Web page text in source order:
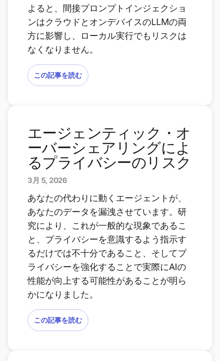
よると、間接プロンプトインジェクショ
ンはクラウドとオンデバイスのLLMの両
方に影響し、ローカル実行でもリスクは
なくなりません。
この記事を読む
エージェンティック・オ
ーバーシェアリングによ
るプライバシーのリスク
3月 5, 2026
あなたの代わりに動くエージェントが、
あなたのデータを漏洩させています。研
究により、これが一般的な現象であるこ
と、プライバシーを意識するよう指示す
るだけでは不十分であること、そしてプ
ライバシーを強化することで実際にAIの
性能が向上する可能性があることが明ら
かになりました。
この記事を読む